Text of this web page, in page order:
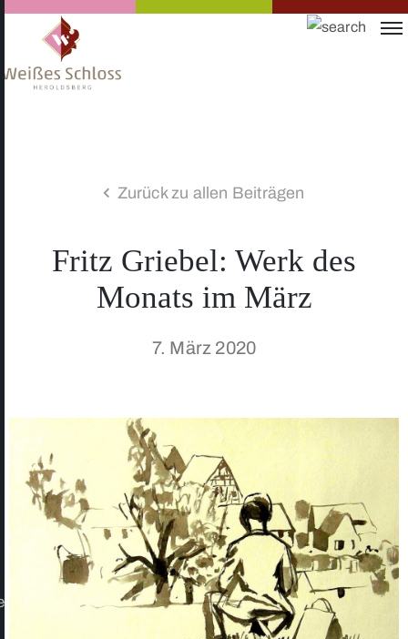
Zurück zu allen Beiträgen
Fritz Griebel: Werk des
Monats im März
7. März 2020